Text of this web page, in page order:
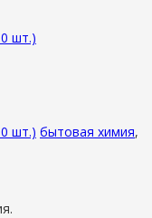
шт.)
шт.) бытовая химия,